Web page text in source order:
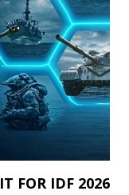
IT FOR IDF 2026